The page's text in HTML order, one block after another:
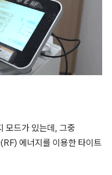
모드가 있는데, 그중
에너지를 이용한 타이트